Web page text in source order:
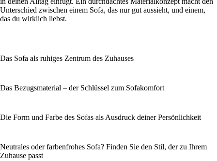
Unterschied zwischen einem Sofa, das nur gut aussieht, und einem,
das du wirklich liebst.
Das Sofa als ruhiges Zentrum des Zuhauses
Das Bezugsmaterial – der Schlüssel zum Sofakomfort
Die Form und Farbe des Sofas als Ausdruck deiner Persönlichkeit
Neutrales oder farbenfrohes Sofa? Finden Sie den Stil, der zu Ihrem
Zuhause passt